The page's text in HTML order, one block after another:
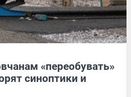
«переобувать»
синоптики и